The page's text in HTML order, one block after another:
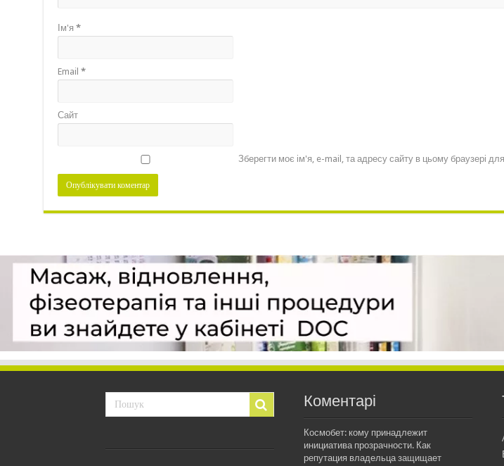
Ім'я *
Email *
Сайт
Зберегти моє ім'я, e-mail, та адресу сайту в цьому браузері
Коментарі
Космобет: кому принадлежит
инициатива прозрачности. Как
репутация владельца защищает